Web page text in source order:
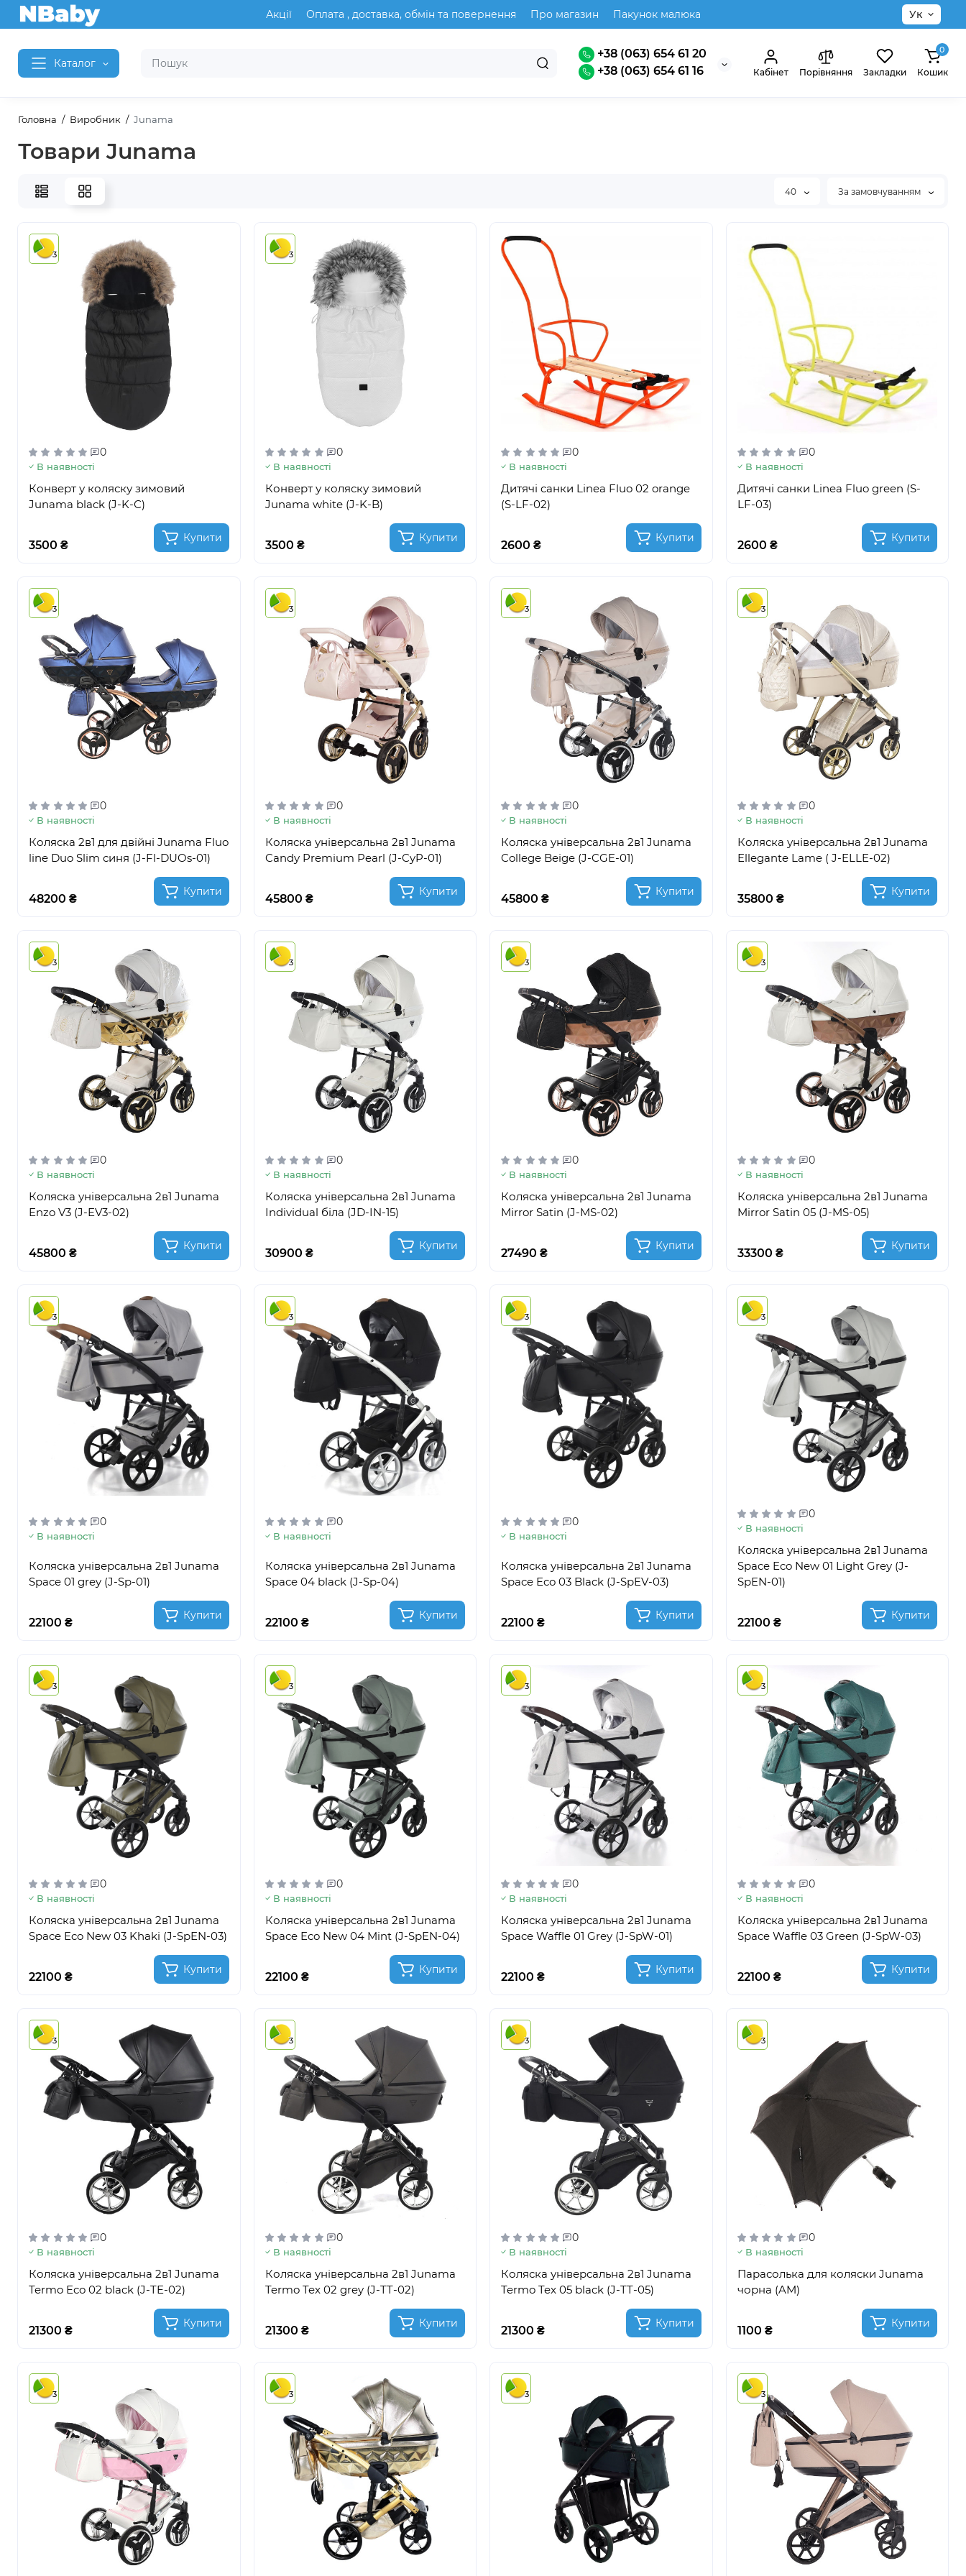
Акції Оплата , доставка, обмін та повернення Про магазин Пакунок малюка Ук
Каталог
+38 (063) 654 61 20
+38 (063) 654 61 16
Кабінет Порівняння Закладки
0
Кошик
Головна Виробник Junama
Товари Junama
40 За замовчуванням
3
0
В наявності
Конверт у коляску зимовий
Junama black (J-K-С)
3500 ₴
Купити
3
0
В наявності
Конверт у коляску зимовий
Junama white (J-K-B)
3500 ₴
Купити
0
В наявності
Дитячі санки Linea Fluo 02 orange
(S-LF-02)
2600 ₴
Купити
0
В наявності
Дитячі санки Linea Fluo green (S-
LF-03)
2600 ₴
Купити
3
0
В наявності
Коляска 2в1 для двійні Junama Fluo
line Duo Slim синя (J-Fl-DUOs-01)
48200 ₴
Купити
3
0
В наявності
Коляска універсальна 2в1 Junama
Candy Premium Pearl (J-CyP-01)
45800 ₴
Купити
3
0
В наявності
Коляска універсальна 2в1 Junama
College Beige (J-CGE-01)
45800 ₴
Купити
3
0
В наявності
Коляска універсальна 2в1 Junama
Ellegante Lame ( J-ELLE-02)
35800 ₴
Купити
3
0
В наявності
Коляска універсальна 2в1 Junama
Enzo V3 (J-EV3-02)
45800 ₴
Купити
3
0
В наявності
Коляска універсальна 2в1 Junama
Individual біла (JD-IN-15)
30900 ₴
Купити
3
0
В наявності
Коляска універсальна 2в1 Junama
Mirror Satin (J-MS-02)
27490 ₴
Купити
3
0
В наявності
Коляска універсальна 2в1 Junama
Mirror Satin 05 (J-MS-05)
33300 ₴
Купити
3
0
В наявності
Коляска універсальна 2в1 Junama
Space 01 grey (J-Sp-01)
22100 ₴
Купити
3
0
В наявності
Коляска універсальна 2в1 Junama
Space 04 black (J-Sp-04)
22100 ₴
Купити
3
0
В наявності
Коляска універсальна 2в1 Junama
Space Eco 03 Black (J-SpEV-03)
22100 ₴
Купити
3
0
В наявності
Коляска універсальна 2в1 Junama
Space Eco New 01 Light Grey (J-
SpEN-01)
22100 ₴
Купити
3
0
В наявності
Коляска універсальна 2в1 Junama
Space Eco New 03 Khaki (J-SpEN-03)
22100 ₴
Купити
3
0
В наявності
Коляска універсальна 2в1 Junama
Space Eco New 04 Mint (J-SpEN-04)
22100 ₴
Купити
3
0
В наявності
Коляска універсальна 2в1 Junama
Space Waffle 01 Grey (J-SpW-01)
22100 ₴
Купити
3
0
В наявності
Коляска універсальна 2в1 Junama
Space Waffle 03 Green (J-SpW-03)
22100 ₴
Купити
3
0
В наявності
Коляска універсальна 2в1 Junama
Termo Eco 02 black (J-TE-02)
21300 ₴
Купити
3
0
В наявності
Коляска універсальна 2в1 Junama
Termo Tex 02 grey (J-TT-02)
21300 ₴
Купити
3
0
В наявності
Коляска універсальна 2в1 Junama
Termo Tex 05 black (J-TT-05)
21300 ₴
Купити
3
0
В наявності
Парасолька для коляски Junama
чорна (AM)
1100 ₴
Купити
3 3 3 3